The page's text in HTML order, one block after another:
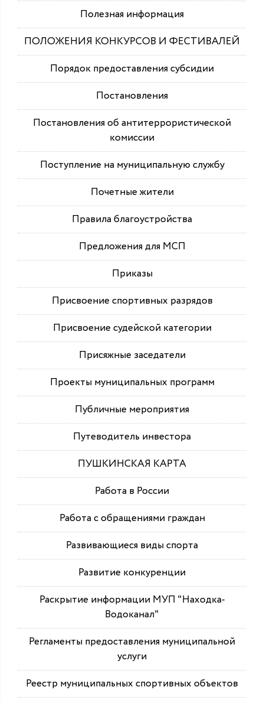
Полезная информация
ПОЛОЖЕНИЯ КОНКУРСОВ И ФЕСТИВАЛЕЙ
Порядок предоставления субсидии
Постановления
Постановления об антитеррористической
комиссии
Поступление на муниципальную службу
Почетные жители
Правила благоустройства
Предложения для МСП
Приказы
Присвоение спортивных разрядов
Присвоение судейской категории
Присяжные заседатели
Проекты муниципальных программ
Публичные мероприятия
Путеводитель инвестора
ПУШКИНСКАЯ КАРТА
Работа в России
Работа с обращениями граждан
Развивающиеся виды спорта
Развитие конкуренции
Раскрытие информации МУП "Находка-
Водоканал"
Регламенты предоставления муниципальной
услуги
Реестр муниципальных спортивных объектов